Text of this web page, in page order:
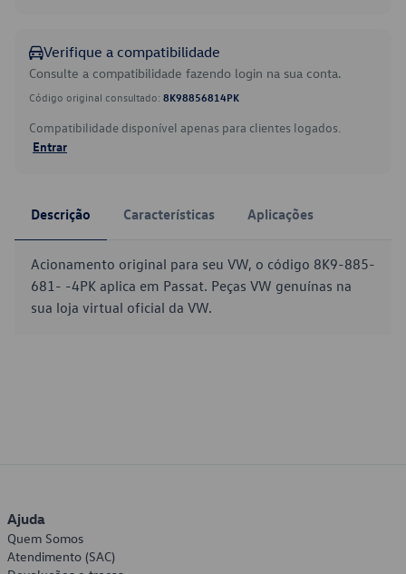
Verifique a compatibilidade
Consulte a compatibilidade fazendo login na sua conta.
Código original consultado: 8K98856814PK
Compatibilidade disponível apenas para clientes logados.
Entrar
Descrição Características Aplicações
Acionamento original para seu VW, o código 8K9-885-
681- -4PK aplica em Passat. Peças VW genuínas na
sua loja virtual oficial da VW.
Ajuda
Quem Somos
Atendimento (SAC)